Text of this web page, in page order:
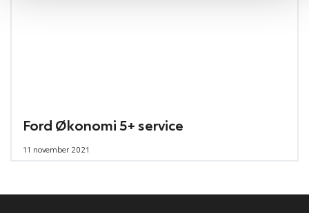
Ford Økonomi 5+ service
11 november 2021